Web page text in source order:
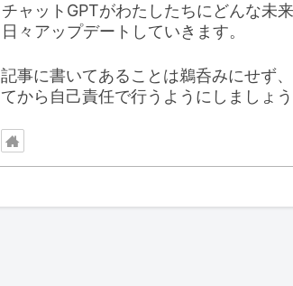
チャットGPTがわたしたちにどんな未
日々アップデートしていきます。
記事に書いてあることは鵜呑みにせず
てから自己責任で行うようにしましょう